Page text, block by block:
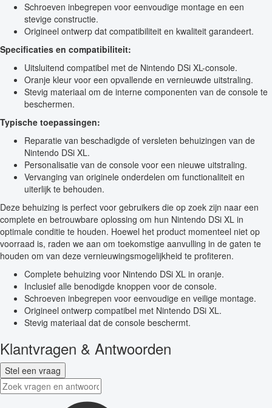
Schroeven inbegrepen voor eenvoudige montage en een
stevige constructie.
Origineel ontwerp dat compatibiliteit en kwaliteit garandeert.
Specificaties en compatibiliteit:
Uitsluitend compatibel met de Nintendo DSi XL-console.
Oranje kleur voor een opvallende en vernieuwde uitstraling.
Stevig materiaal om de interne componenten van de console te
beschermen.
Typische toepassingen:
Reparatie van beschadigde of versleten behuizingen van de
Nintendo DSi XL.
Personalisatie van de console voor een nieuwe uitstraling.
Vervanging van originele onderdelen om functionaliteit en
uiterlijk te behouden.
Deze behuizing is perfect voor gebruikers die op zoek zijn naar een
complete en betrouwbare oplossing om hun Nintendo DSi XL in
optimale conditie te houden. Hoewel het product momenteel niet op
voorraad is, raden we aan om toekomstige aanvulling in de gaten te
houden om van deze vernieuwingsmogelijkheid te profiteren.
Complete behuizing voor Nintendo DSi XL in oranje.
Inclusief alle benodigde knoppen voor de console.
Schroeven inbegrepen voor eenvoudige en veilige montage.
Origineel ontwerp compatibel met Nintendo DSi XL.
Stevig materiaal dat de console beschermt.
Klantvragen & Antwoorden
Stel een vraag